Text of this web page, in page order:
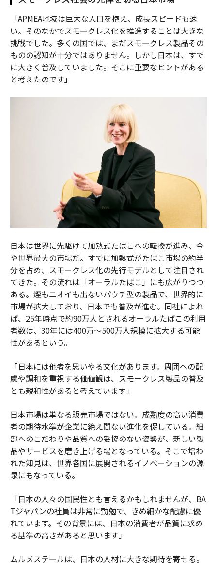
「APMEA地域は巨大な人口を抱え、成長スピードも速
い。そのなかでスモークレス化を推進することは大きな
挑戦でした。多くの国では、まだスモークレス製品その
ものの認知が十分ではありません。しかし日本は、すで
に大きく普及していました。そこに重要なヒントがある
と考えたのです」
日本は世界に先駆けて加熱式たばこへの転換が進み、今
や世界最大の市場だ。すでに加熱式がたばこ市場の約半
分を占め、スモークレス化の先行モデルとして注目され
てきた。その流れは「オーラルたばこ」にも広がりつつ
ある。煙もニオイも出ないパウチ型の製品で、世界的に
市場が拡大しており、日本でも普及が進む。同社によれ
ば、25年時点で約90万人とされるオーラルたばこの利用
者数は、30年には400万～500万人規模に拡大する可能
性があるという。
「日本には他者を思いやる文化があります。周囲への配
慮や調和を重視する価値観は、スモークレス製品の普及
とも親和性があると考えています」
日本市場は単なる販売市場ではない。成熟度の高い消費
者の期待水準が企業に絶え間ない進化を促している。細
部へのこだわりや品質への妥協のない姿勢が、新しい製
品やサービスを磨き上げる場となっている。そこで培わ
れた知見は、世界各国に展開されるイノベーションの源
泉にもなっている。
「日本の人々の国民性とも言えるかもしれませんが、BA
Tジャパンの社員は非常に勤勉で、きめ細かな配慮に優
れています。その背景には、日本の消費者が品質に求め
る基準の高さがあると思います」
ムルメステールは、日本の人材に大きな期待を寄せる。